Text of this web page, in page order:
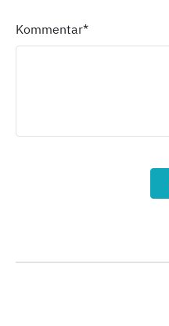
Kommentar*